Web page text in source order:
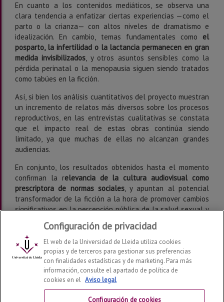
En cuanto a los contenidos mediáticos, se observa una
clara tendencia a enfatizar ciertas experiencias —como el
parto o la crianza— con altos niveles de dramatismo e
idealización. En cambio, temas fundamentales como el
posparto, la infertilidad o la lactancia permanecen en gran
medida invisibilizados, y otros asuntos sensibles como la
pérdida perinatal o la menopausia siguen siendo tratados
como tabúes en la ficción.
Así, si bien los análisis cuantitativos del proyecto muestran
un incremento de relatos más diversos sobre los procesos
reproductivos, en las entrevistas cualitativas se constata
que el impacto real de estas obras continúa siendo
limitado, ya que muchas de ellas no alcanzan grandes
audiencias.
En conjunto, los resultados obtenidos hasta el momento
confirman la relevancia de la cultura audiovisual como
prescriptora de normas sociales, y apuntan al potencial
transformador de la ficción a la hora de promover cambios
significativos en la percepción pública de la salud sexual y
reproductiva.
Materscreen. Maternidades en pantalla
+34 973 70 20 00 | materscreen@udl.cat
Configuración de privacidad
El web de la Universidad de Lleida utiliza cookies
propias y de terceros para gestionar sus preferencias
con finalidades estadísticas y de marketing. Para más
información, consulte el apartado de política de
cookies en el Aviso legal
Configuración de cookies